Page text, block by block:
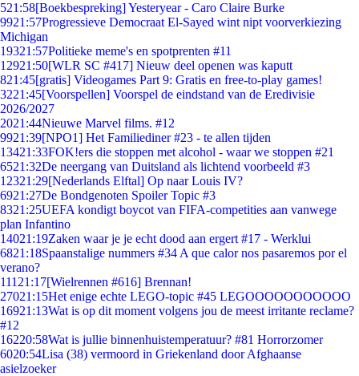
521:58[Boekbespreking] Yesteryear - Caro Claire Burke
9921:57Progressieve Democraat El-Sayed wint nipt voorverkiezing
Michigan
19321:57Politieke meme's en spotprenten #11
12921:50[WLR SC #417] Nieuw deel openen was kaputt
821:45[gratis] Videogames Part 9: Gratis en free-to-play games!
3221:45[Voorspellen] Voorspel de eindstand van de Eredivisie
2026/2027
2021:44Nieuwe Marvel films. #12
9921:39[NPO1] Het Familiediner #23 - te allen tijden
13421:33FOK!ers die stoppen met alcohol - waar we stoppen #21
6521:32De neergang van Duitsland als lichtend voorbeeld #3
12321:29[Nederlands Elftal] Op naar Louis IV?
6921:27De Bondgenoten Spoiler Topic #3
8321:25UEFA kondigt boycot van FIFA-competities aan vanwege
plan Infantino
14021:19Zaken waar je je echt dood aan ergert #17 - Werklui
6821:18Spaanstalige nummers #34 A que calor nos pasaremos por el
verano?
111 21:17[Wielrennen #616] Brennan!
27021:15Het enige echte LEGO-topic #45 LEGOOOOOOOOOOO
16921:13Wat is op dit moment volgens jou de meest irritante reclame?
#12
16220:58Wat is jullie binnenhuistemperatuur? #81 Horrorzomer
6020:54Lisa (38) vermoord in Griekenland door Afghaanse
asielzoeker